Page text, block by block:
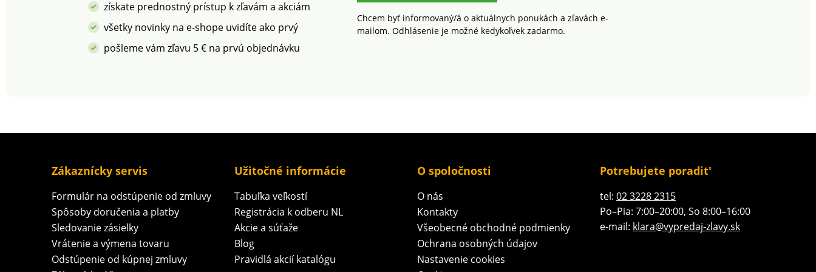
hodnotenú podľa
kontrolovaných
environmentálnych a
sociálnych kritérií.
získate prednostný prístup k zľavám a akciám
všetky novinky na e-shope uvidíte ako prvý
pošleme vám zľavu 5 € na prvú objednávku
Chcem byť informovaný/á o aktuálnych ponukách a zľavách e-
mailom. Odhlásenie je možné kedykoľvek zadarmo.
Zákaznícky servis
Formulár na odstúpenie od zmluvy
Spôsoby doručenia a platby
Sledovanie zásielky
Vrátenie a výmena tovaru
Odstúpenie od kúpnej zmluvy
Užitočné informácie
Tabuľka veľkostí
Registrácia k odberu NL
Akcie a súťaže
Blog
Pravidlá akcií katalógu
O spoločnosti
O nás
Kontakty
Všeobecné obchodné podmienky
Ochrana osobných údajov
Nastavenie cookies
Potrebujete poradit'
tel: 02 3228 2315
Po–Pia: 7:00–20:00, So 8:00–16:00
e-mail: klara@vypredaj-zlavy.sk